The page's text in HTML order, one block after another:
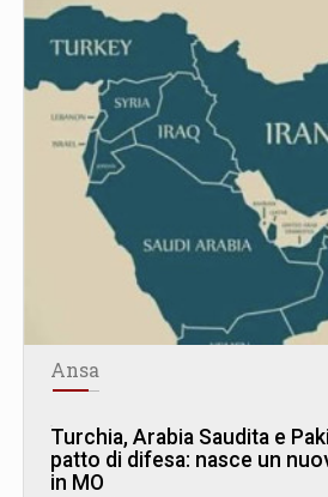
Ansa
Turchia, Arabia Saudita e
patto di difesa: nasce un
in MO